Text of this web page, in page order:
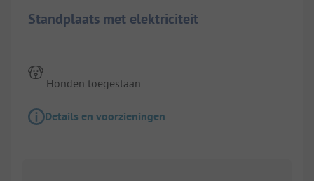
Standplaats met elektriciteit
Honden toegestaan
Details en voorzieningen